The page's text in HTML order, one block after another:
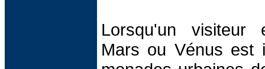
Lorsqu'un visiteur
Mars ou Vénus est